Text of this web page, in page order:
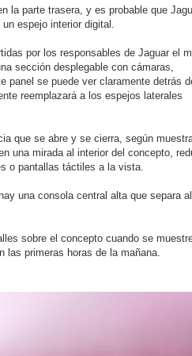
la parte trasera, y es probable que
espejo interior digital.
por los responsables de Jaguar el
sección desplegable con cámaras,
panel se puede ver claramente detrás
reemplazará a los espejos laterales
que se abre y se cierra, según
una mirada al interior del concepto,
o pantallas táctiles a la vista.
una consola central alta que separa al
sobre el concepto cuando se
las primeras horas de la mañana.